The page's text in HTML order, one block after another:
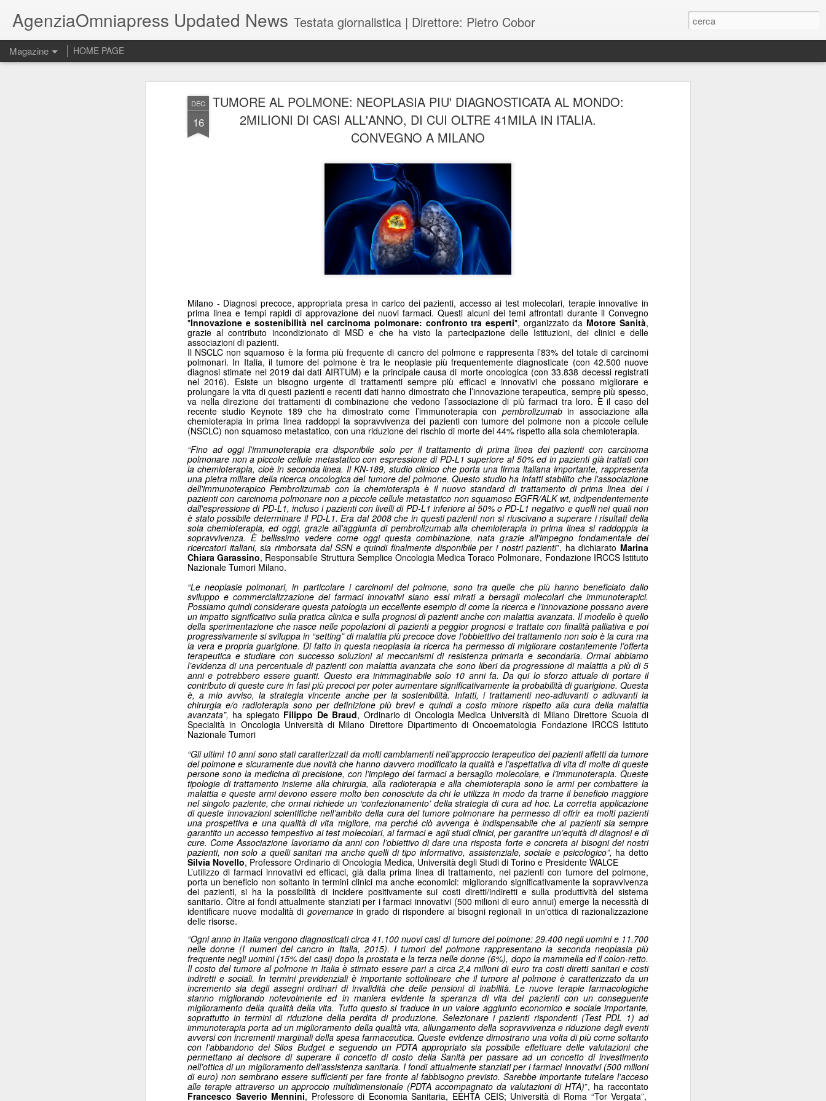
DEC
16
TUMORE AL POLMONE: NEOPLASIA PIU' DIAGNOSTICATA AL MONDO:
2MILIONI DI CASI ALL'ANNO, DI CUI OLTRE 41MILA IN ITALIA.
CONVEGNO A MILANO
Milano - Diagnosi precoce, appropriata presa in carico dei pazienti, accesso ai test molecolari, terapie innovative in
prima linea e tempi rapidi di approvazione dei nuovi farmaci. Questi alcuni dei temi affrontati durante il Convegno
"Innovazione e sostenibilità nel carcinoma polmonare: confronto tra esperti", organizzato da Motore Sanità,
grazie al contributo incondizionato di MSD e che ha visto la partecipazione delle Istituzioni, dei clinici e delle
associazioni di pazienti.
Il NSCLC non squamoso è la forma più frequente di cancro del polmone e rappresenta l’83% del totale di carcinomi
polmonari. In Italia, il tumore del polmone è tra le neoplasie più frequentemente diagnosticate (con 42.500 nuove
diagnosi stimate nel 2019 dai dati AIRTUM) e la principale causa di morte oncologica (con 33.838 decessi registrati
nel 2016). Esiste un bisogno urgente di trattamenti sempre più efficaci e innovativi che possano migliorare e
prolungare la vita di questi pazienti e recenti dati hanno dimostrato che l’innovazione terapeutica, sempre più spesso,
va nella direzione dei trattamenti di combinazione che vedono l’associazione di più farmaci tra loro. È il caso del
recente studio Keynote 189 che ha dimostrato come l’immunoterapia con pembrolizumabin associazione alla
chemioterapia in prima linea raddoppi la sopravvivenza dei pazienti con tumore del polmone non a piccole cellule
(NSCLC) non squamoso metastatico, con una riduzione del rischio di morte del 44% rispetto alla sola chemioterapia.
“Fino ad oggi l'immunoterapia era disponibile solo per il trattamento di prima linea dei pazienti con carcinoma
polmonare non a piccole cellule metastatico con espressione di PD-L1 superiore al 50% ed in pazienti già trattati con
la chemioterapia, cioè in seconda linea. Il KN-189, studio clinico che porta una firma italiana importante, rappresenta
una pietra miliare della ricerca oncologica del tumore del polmone. Questo studio ha infatti stabilito che l'associazione
dell'immunoterapico Pembrolizumab con la chemioterapia è il nuovo standard di trattamento di prima linea dei i
pazienti con carcinoma polmonare non a piccole cellule metastatico non squamoso EGFR/ALK wt, indipendentemente
dall'espressione di PD-L1, incluso i pazienti con livelli di PD-L1 inferiore al 50% o PD-L1 negativo e quelli nei quali non
è stato possibile determinare il PD-L1. Era dal 2008 che in questi pazienti non si riuscivano a superare i risultati della
sola chemioterapia, ed oggi, grazie all'aggiunta di pembrolizumab alla chemioterapia in prima linea si raddoppia la
sopravvivenza. È bellissimo vedere come oggi questa combinazione, nata grazie all'impegno fondamentale dei
ricercatori italiani, sia rimborsata dal SSN e quindi finalmente disponibile per i nostri pazienti”, ha dichiarato Marina
Chiara Garassino, Responsabile Struttura Semplice Oncologia Medica Toraco Polmonare, Fondazione IRCCS Istituto
Nazionale Tumori Milano.
“Le neoplasie polmonari, in particolare i carcinomi del polmone, sono tra quelle che più hanno beneficiato dallo
sviluppo e commercializzazione dei farmaci innovativi siano essi mirati a bersagli molecolari che immunoterapici.
Possiamo quindi considerare questa patologia un eccellente esempio di come la ricerca e l’innovazione possano avere
un impatto significativo sulla pratica clinica e sulla prognosi di pazienti anche con malattia avanzata. Il modello è quello
della sperimentazione che nasce nelle popolazioni di pazienti a peggior prognosi e trattate con finalità palliativa e poi
progressivamente si sviluppa in “setting” di malattia più precoce dove l’obbiettivo del trattamento non solo è la cura ma
la vera e propria guarigione. Di fatto in questa neoplasia la ricerca ha permesso di migliorare costantemente l’offerta
terapeutica e studiare con successo soluzioni ai meccanismi di resistenza primaria e secondaria. Ormai abbiamo
l’evidenza di una percentuale di pazienti con malattia avanzata che sono liberi da progressione di malattia a più di 5
anni e potrebbero essere guariti. Questo era inimmaginabile solo 10 anni fa. Da qui lo sforzo attuale di portare il
contributo di queste cure in fasi più precoci per poter aumentare significativamente la probabilità di guarigione. Questa
è, a mio avviso, la strategia vincente anche per la sostenibilità. Infatti, i trattamenti neo-adiuvanti o adiuvanti la
chirurgia e/o radioterapia sono per definizione più brevi e quindi a costo minore rispetto alla cura della malattia
avanzata”, ha spiegato Filippo De Braud, Ordinario di Oncologia Medica Università di Milano Direttore Scuola di
Specialità in Oncologia Università di Milano Direttore Dipartimento di Oncoematologia Fondazione IRCCS Istituto
Nazionale Tumori
“Gli ultimi 10 anni sono stati caratterizzati da molti cambiamenti nell’approccio terapeutico dei pazienti affetti da tumore
del polmone e sicuramente due novità che hanno davvero modificato la qualità e l’aspettativa di vita di molte di queste
persone sono la medicina di precisione, con l’impiego dei farmaci a bersaglio molecolare, e l’immunoterapia. Queste
tipologie di trattamento insieme alla chirurgia, alla radioterapia e alla chemioterapia sono le armi per combattere la
malattia e queste armi devono essere molto ben conosciute da chi le utilizza in modo da trarne il beneficio maggiore
nel singolo paziente, che ormai richiede un ‘confezionamento’ della strategia di cura ad hoc. La corretta applicazione
di queste innovazioni scientifiche nell’ambito della cura del tumore polmonare ha permesso di offrir ea molti pazienti
una prospettiva e una qualità di vita migliore, ma perché ciò avvenga è indispensabile che ai pazienti sia sempre
garantito un accesso tempestivo ai test molecolari, ai farmaci e agli studi clinici, per garantire un’equità di diagnosi e di
cure. Come Associazione lavoriamo da anni con l’obiettivo di dare una risposta forte e concreta ai bisogni dei nostri
pazienti, non solo a quelli sanitari ma anche quelli di tipo informativo, assistenziale, sociale e psicologico”, ha detto
Silvia Novello, Professore Ordinario di Oncologia Medica, Università degli Studi di Torino e Presidente WALCE
L’utilizzo di farmaci innovativi ed efficaci, già dalla prima linea di trattamento, nei pazienti con tumore del polmone,
porta un beneficio non soltanto in termini clinici ma anche economici: migliorando significativamente la sopravvivenza
dei pazienti, si ha la possibilità di incidere positivamente sui costi diretti/indiretti e sulla produttività del sistema
sanitario. Oltre ai fondi attualmente stanziati per i farmaci innovativi (500 milioni di euro annui) emerge la necessità di
identificare nuove modalità di governancein grado di rispondere ai bisogni regionali in un'ottica di razionalizzazione
delle risorse.
“Ogni anno in Italia vengono diagnosticati circa 41.100 nuovi casi di tumore del polmone: 29.400 negli uomini e 11.700
nelle donne (I numeri del cancro in Italia, 2015). I tumori del polmone rappresentano la seconda neoplasia più
frequente negli uomini (15% dei casi) dopo la prostata e la terza nelle donne (6%), dopo la mammella ed il colon-retto.
Il costo del tumore al polmone in Italia è stimato essere pari a circa 2,4 milioni di euro tra costi diretti sanitari e costi
indiretti e sociali. In termini previdenziali è importante sottolineare che il tumore al polmone è caratterizzato da un
incremento sia degli assegni ordinari di invalidità che delle pensioni di inabilità. Le nuove terapie farmacologiche
stanno migliorando notevolmente ed in maniera evidente la speranza di vita dei pazienti con un conseguente
miglioramento della qualità della vita. Tutto questo si traduce in un valore aggiunto economico e sociale importante,
soprattutto in termini di riduzione della perdita di produzione. Selezionare i pazienti rispondenti (Test PDL 1) ad
immunoterapia porta ad un miglioramento della qualità vita, allungamento della sopravvivenza e riduzione degli eventi
avversi con incrementi marginali della spesa farmaceutica. Queste evidenze dimostrano una volta di più come soltanto
con l’abbandono dei Silos Budget e seguendo un PDTA appropriato sia possibile effettuare delle valutazioni che
permettano al decisore di superare il concetto di costo della Sanità per passare ad un concetto di investimento
nell’ottica di un miglioramento dell’assistenza sanitaria. I fondi attualmente stanziati per i farmaci innovativi (500 milioni
di euro) non sembrano essere sufficienti per fare fronte al fabbisogno previsto. Sarebbe importante tutelare l’acceso
alle terapie attraverso un approccio multidimensionale (PDTA accompagnato da valutazioni di HTA)”, ha raccontato
Francesco Saverio Mennini, Professore di Economia Sanitaria, EEHTA CEIS; Università di Roma “Tor Vergata”,
AgenziaOmniapress Updated News Testata giornalistica | Direttore: Pietro Cobor
Magazine HOME PAGE
JUL
28
BUONE FERIE
ANISAP Lombardia:
Confermato
Presidente. I Privati
Accreditati al SSN
Rappresentano il 40%
del Servizio Sanitario
Lombardo
Monza - Pietro Potestio è stato
confermato Presidente di ANISAP
Lombardia, Associazione
Regionale delle Istituzioni
accreditate al SSN.
Potestio, 52 anni, è Fondatore e
Amministratore dal 2002 dello
Studio Radiologico “Città di
Parabiago”, in provincia di Milano.
“Il 40% del Servizio sanitario
all’interno di Regione Lombardia -
afferma Potestio - viene svolto dai
privati accreditati.
JUL
16
Collectibles (Oggetti
Mercato Mondiale a
628 Miliardi di Dollari
Entro il 2031. In
Crescita l'Interesse
della Gen Z. Il
RiminiComix
Milano - Il mercato globale dei
collectibles, oggetti da collezione
che spaziano dalle card alle action
figure, dai gadget alle edizioni
speciali, dal vinile ai videogiochi
analisi di Market Decipher, società
di ricerca di mercato specializzata
in settori emergenti, è destinato a
raggiungere i 628 miliardi entro il
2031.
JUL
Ricerca Infermieristica
Caruso (MultiMedica)
entra nella "Top 2%
Scientists 2025" di
Stanford University ed
Elsevier
Rosario Caruso
Milano - Un importante
riconoscimento internazionale
premia un infermiere italiano e, in
generale, la ricerca infermieristica
“made in Italy”.
JUL
Sordocecità e
Psicosensoriale:
Presentato il Bilancio
Sociale 2025 di
Fondazione Lega del
Filo d'Oro. Aumentano
a 73 Milioni di Euro
(+12%) le Donazioni
Milano – Il 2025 conferma il
percorso di crescita della
Fondazione Lega del Filo d'Oro,
che continua ad ampliare la
bisogni delle persone sordocieche
e con pluridisabilità
psicosensoriale, rafforzando la
presenza sul territorio nazionale e
investendo nello sviluppo dei
servizi, dell'organizzazione e delle
relazioni.
JUL
7
Internet: Italia al 15mo Posto nel Mondo per la Qualità
della Rete. Al Primo Posto l'Estonia. La Classifica di
97 Paesi della eSIM Saily
Milano - Secondo il nuovo Indice di connettività internet stilato dall'app
eSIM per i viaggi Saily, l'Italia si colloca al 15° posto della classifica
mondiale. Sul podio troviamo l'Estonia, seguita da Lituania, Danimarca,
effettuata una valutazione sulla rete internet di 97 Paesi in base a criteri
quali sicurezza informatica, qualità, accessibilità economica e libertà.
JUL
3
Hockey: il 4 Luglio "Ritrovo Devils 2026" a Quinto de
Stampi (Rozzano). Incontro con i Tifosi dei Campioni
Anni '80/'90
Milano (Massimiliano Bordignon) - Milano si prepara a riabbracciare una
parte fondamentale della propria storia hockeistica con il Ritrovo Devils
2026, in programma sabato 4 luglio 2026 al Celtic Soul di Quinto de
Stampi, Rozzano. L’iniziativa riporta al centro l’eredità dei Devils
rossoneri, capaci tra fine anni ’80 e metà ’90 di costruire un palmarès
unico: scudetti, trofei internazionali e un’identità che ha segnato il
movimento italiano.
JUL
2
Comunicazione: Nasce "Be Closer" Agenzia Made in
Italy che Sfida le Major Internazionali. Ricavi a 122
Milioni di Euro
Milano (Marisa de Moliner) - Competere con le holding internazionali
della comunicazione e raddoppiare in tre anni gli attuali ricavi annui
superiori a 122 milioni di euro, un progetto ambizioso? Certo, ma
realistico perché forte dell’evoluzione, cominciata dall’unione del gruppo
Sae, di Next Different e di Uniting, approda ora a Be Closer, la nuova
communication company italiana indipendente presentata a Milano al
“Franco Parenti”.
JUN
30
Tumore al Polmone ALK-Positivo: Studio CROWN